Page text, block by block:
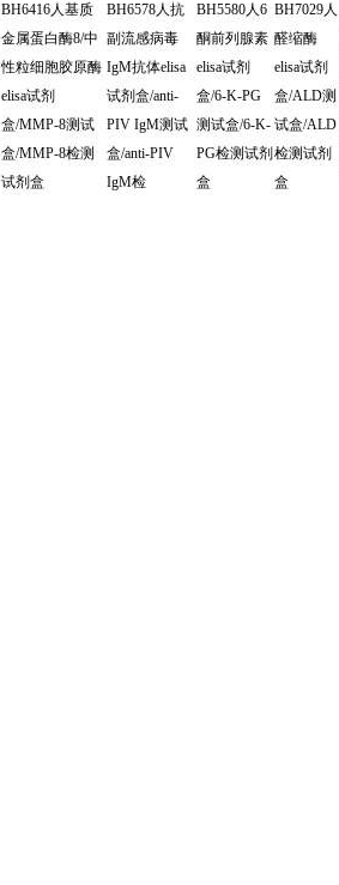
BH6416人基质
金属蛋白酶8/中
性粒细胞胶原酶
elisa试剂
盒/MMP-8测试
盒/MMP-8检测
试剂盒
BH6578人抗
副流感病毒
IgM抗体elisa
试剂盒/anti-
PIV IgM测试
盒/anti-PIV
IgM检
BH5580人6
酮前列腺素
elisa试剂
盒/6-K-PG
测试盒/6-K-
PG检测试剂
盒
BH7029人
醛缩酶
elisa试剂
盒/ALD测
试盒/ALD
检测试剂
盒